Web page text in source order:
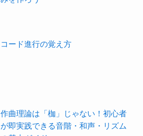
コード進行の覚え方
作曲理論は「枷」じゃない！初心者
が即実践できる音階・和声・リズム